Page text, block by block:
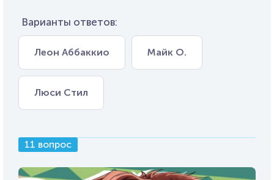
Варианты ответов:
Леон Аббаккио Майк О.
Люси Стил
11 вопрос